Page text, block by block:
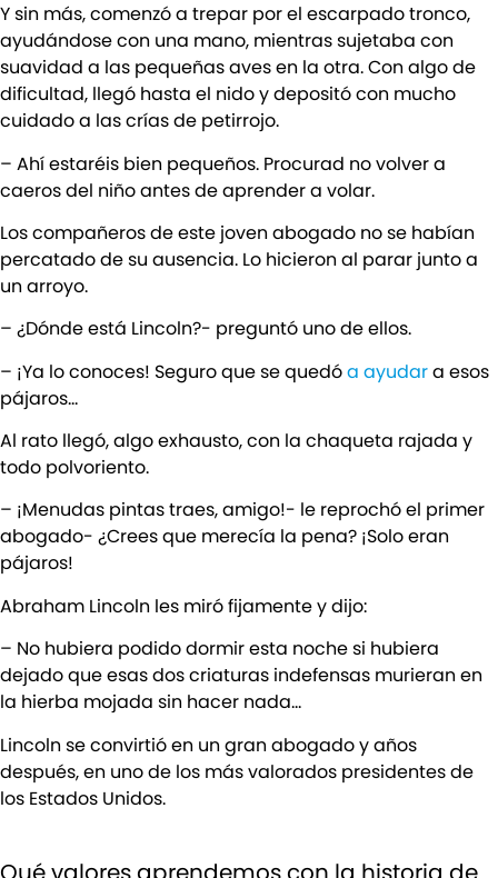
Y sin más, comenzó a trepar por el escarpado tronco,
ayudándose con una mano, mientras sujetaba con
suavidad a las pequeñas aves en la otra. Con algo de
dificultad, llegó hasta el nido y depositó con mucho
cuidado a las crías de petirrojo.
– Ahí estaréis bien pequeños. Procurad no volver a
caeros del niño antes de aprender a volar.
Los compañeros de este joven abogado no se habían
percatado de su ausencia. Lo hicieron al parar junto a
un arroyo.
– ¿Dónde está Lincoln?- preguntó uno de ellos.
– ¡Ya lo conoces! Seguro que se quedóa ayudara esos
pájaros…
Al rato llegó, algo exhausto, con la chaqueta rajada y
todo polvoriento.
– ¡Menudas pintas traes, amigo!- le reprochó el primer
abogado- ¿Crees que merecía la pena? ¡Solo eran
pájaros!
Abraham Lincoln les miró fijamente y dijo:
– No hubiera podido dormir esta noche si hubiera
dejado que esas dos criaturas indefensas murieran en
la hierba mojada sin hacer nada…
Lincoln se convirtió en un gran abogado y años
después, en uno de los más valorados presidentes de
los Estados Unidos.